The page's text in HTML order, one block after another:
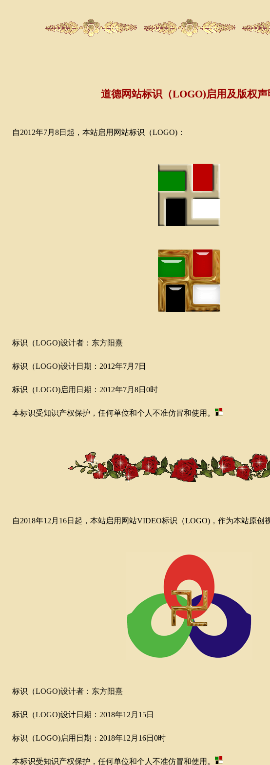
道德网站标识（LOGO)启用及版权声
自2012年7月8日起，本站启用网站标识（LOGO)：
标识（LOGO)设计者：东方阳熹
标识（LOGO)设计日期：2012年7月7日
标识（LOGO)启用日期：2012年7月8日0时
本标识受知识产权保护，任何单位和个人不准仿冒和使用。
自2018年12月16日起，本站启用网站VIDEO标识（LOGO)，作为本站原创
标识（LOGO)设计者：东方阳熹
标识（LOGO)设计日期：2018年12月15日
标识（LOGO)启用日期：2018年12月16日0时
本标识受知识产权保护，任何单位和个人不准仿冒和使用。